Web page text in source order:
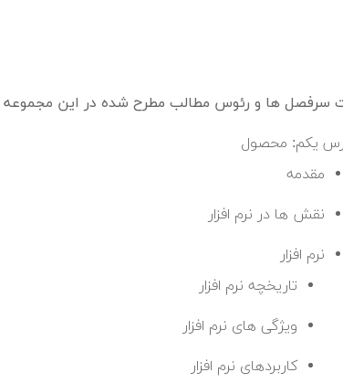
سرفصل ها و رئوس مطالب مطرح شده در این مجموعه
یکم: محصول
مقدمه
نقش ها در نرم افزار
نرم افزار
تاریخچه نرم افزار
ویژگی های نرم افزار
کاربردهای نرم افزار